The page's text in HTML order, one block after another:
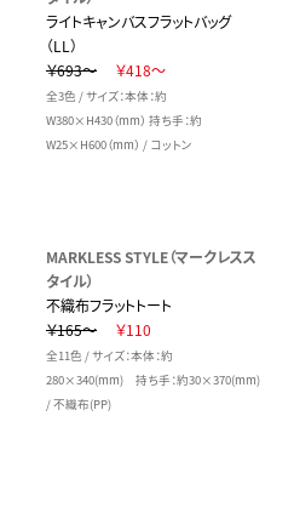
ライトキャンバスフラットバッグ
（LL）
￥693～
￥418～
全3色 / サイズ：本体：約
W380×H430（mm） 持ち手：約
W25×H600（mm） / コットン
MARKLESS STYLE（マークレスス
タイル）
不織布フラットトート
￥165～
￥110
全11色 / サイズ：本体：約
280×340(mm) 持ち手：約30×370(mm)
/ 不織布(PP)